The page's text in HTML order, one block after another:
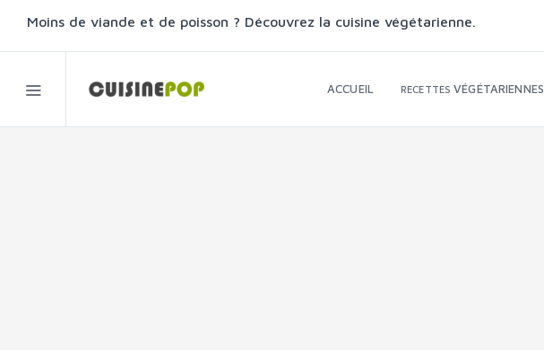
Moins de viande et de poisson ? Découvrez la cuisine végétarienne.
ACCUEIL RECETTESVÉGÉTARIENNES